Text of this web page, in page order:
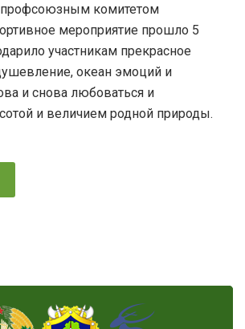
профсоюзным комитетом
мероприятие прошло 5
участникам прекрасное
океан эмоций и
и снова любоваться и
и величием родной природы.